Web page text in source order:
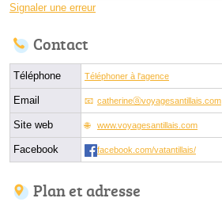
Signaler une erreur
Contact
Téléphone Téléphoner à l'agence
Email catherineⓐvoyagesantillais.com
Site web www.voyagesantillais.com
Facebook facebook.com/vatantillais/
Plan et adresse